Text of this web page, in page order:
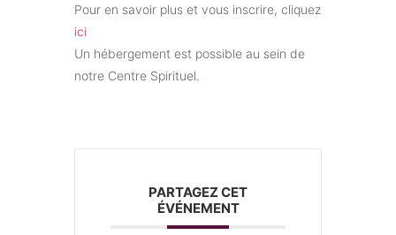
Pour en savoir plus et vous inscrire, cliquez
ici
Un hébergement est possible au sein de
notre Centre Spirituel.
PARTAGEZ CET
ÉVÉNEMENT